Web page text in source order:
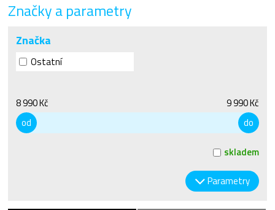
Značky a parametry
Značka
Ostatní
8 990 Kč
9 990 Kč
od
do
skladem
Parametry